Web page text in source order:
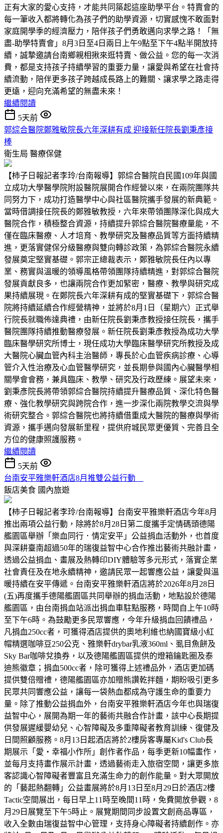
正有大家的愛心支持，才能共同築起這座助學平台。特賣會的
每一筆收入都將轉化為孩子們的助學資源，切實感愧不敢面對
家庭開學季的經濟壓力，陪伴孩子們勇敢邁向求學之路！「無
盡-助學特賣會」8月3日至4日兩日上午9點至下午4點半開放持
續，誠摯邀請台南鄉親相揪來逛特賣、做公益。您的每一次消
費，都是支持孩子持續學習的重要力量，讓愛與希望在社會持
續流動，陪伴更多孩子跨越成長路上的難關、讓求學之路走得
更遠，迎向充滿希望的無盡未來！
繼續閱讀
5天前
郭綜合醫院鄭雅敏院長六年深耕有成 迎接新任院長劉秉彥接
棒
衛生局 醫療保健
【柿子日報記者李玲/台南報導】郭綜合醫院自民國109年與國
立成功大學醫學院附設醫院展開合作經營以來，在兩院團隊共
同努力下，成功打造醫學中心與社區醫院攜手發展的新典範。
當時借調接任院長的鄭雅敏教授，六年來帶領團隊深化與成大
醫院合作，積極整合資源，持續提升郭綜合醫院醫療量能，不
僅在臨床醫療、人才培育、教學研究及醫療品質等方面持續精
進，更落實健保分級醫療與雙向轉診政策，為郭綜合醫院永續
發展奠定堅實基礎。郭宗正總裁表示，鄭雅敏院長任內以專
業、務實與溫暖的領導風格帶領團隊持續精進，對郭綜合醫院
發展貢獻良多，也讓兩院合作更加緊密，醫療、教學與研究成
果持續展現。在鄭院長六年深耕有成的堅實基礎下，郭綜合醫
院將持續延續合作經營精神，並將於8月1日（星期六）正式舉
行院長就職佈達典禮，由新任院長劉秉彥教授接任院長，攜手
醫院團隊持續推動醫療發展。新任院長劉秉彥教授為成功大學
臨床醫學研究所博士，現任成功大學臨床醫學研究所教授及成
大醫院心臟血管內科主治醫師，專長於心血管疾病診療、心導
管介入性治療及心血管醫學研究，並長期參與國內心臟醫學相
關學會會務，兼具臨床、教學、研究及行政歷練。展望未來，
劉秉彥院長將帶領郭綜合醫院持續提升醫療品質、深化特色醫
療、強化教學研究與跨院合作，進一步深化兩院教學交流與學
術研究整合。郭綜合醫院也將持續借重成大醫院的醫療與學術
資源，攜手邁向發展新里程，提供府城民眾更優質、完善且全
方位的健康照護服務。
繼續閱讀
5天前
台南安平雅樂軒酒店8月推雙公益行動
飯店美食 國內旅遊
【柿子日報記者李玲/台南報導】台南安平雅樂軒酒店今年8月
推出兩項公益行動，除將於8月28日第二度攜手定情碼頭德陽
艦園區舉辦「樂血同行．情定安平」公益捐血活動外，也首度
與深耕臺南超過50年的瑞復益智中心合作推出藝術共融計畫，
透過公益捐血、畫展及熱轉印DIY體驗等多元形式，落實企業
社會責任及在地永續精神，邀請民眾一起響應公益，讓愛與溫
暖持續在安平傳遞。台南安平雅樂軒酒店將於2026年8月28日
(五)再度攜手德陽艦園區共同舉辦的捐血活動，地點設於德陽
艦園區，由台南捐血站派出捐血車駐點服務，時間自上午10時
至下午6時。為鼓勵更多民眾響應，今年升級捐血回饋禮品，
凡捐血250cc者，可獲得酒店提供的奧地利維也納國寶級小紅
帽精選咖啡豆250公克、雅樂軒drybar乳液360ml、虱目魚餅及
Sky Bar咖啡兌換券，以及德陽艦園區提供的燈箱鑰匙圈及泰
迪熊徽章；捐血500cc者，除可獲得上述禮品外，酒店更加碼
提供雙倍贈禮，德陽艦園區亦加贈熊讚乾拌麵，期盼吸引更多
民眾共同響應公益，讓每一袋熱血都成為守護生命的重要力
量。除了推動公益捐血外，台南安平雅樂軒酒店今年也與瑞復
益智中心，展開為期一年的藝術共融合作計畫，該中心長期提
供發展遲緩嬰幼兒、心智障礙及多重障礙者教育訓練、復健及
日間照顧服務。8月13日起酒店將於2樓房客專屬Kid's Club長
期展示「愛・幸福小作所」創作者作品，每季更新10幅畫作，
並每月支持畫作展示計畫，透過藝術走入旅宿空間，讓更多旅
客認識心智障礙者豐富且充滿生命力的創作能量。對大眾開放
的「藝起熱翻轉」公益畫展將於8月13日至8月29日於酒店2樓
Tactic空間展出，每日早上11時至晚間11時，免費開放參觀，8
月29日展覽至下午5時止。展覽期間同步設置文創商品專區，
收入全數由瑞復益智中心管理，支持身心障礙者持續創作。亦